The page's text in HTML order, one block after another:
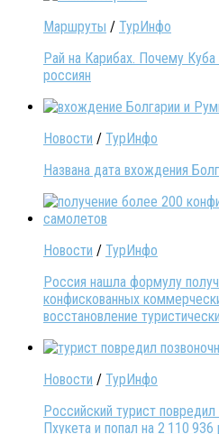
Маршруты / ТурИнфо
Рай на Карибах. Почему Куба
россиян
Новости / ТурИнфо
Названа дата вхождения
Новости / ТурИнфо
Россия нашла формулу
конфискованных
восстановление
Новости / ТурИнфо
Российский турист повредил
Пхукета и попал на 2 110